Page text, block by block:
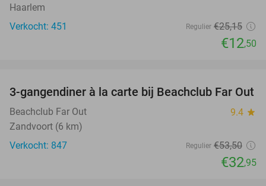
Haarlem
Verkocht: 451
Regulier €25,15
€12,50
38%
3-gangendiner à la carte bij Beachclub Far Out
Beachclub Far Out 9.4 star
Zandvoort (6 km)
Verkocht: 847
Regulier €53,50
€32,95